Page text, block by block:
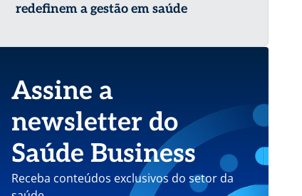
redefinem a gestão em saúde
Assine a
newsletter do
Saúde Business
Receba conteúdos exclusivos do setor da